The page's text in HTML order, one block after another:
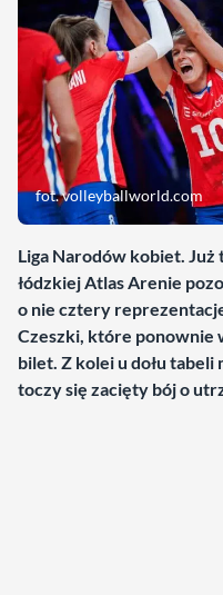
fot. volleyballworld.com
Liga Narodów kobiet. Już
łódzkiej Atlas Arenie
o nie cztery
Czeszki, które ponownie
bilet. Z kolei u dołu
toczy się zacięty bój o